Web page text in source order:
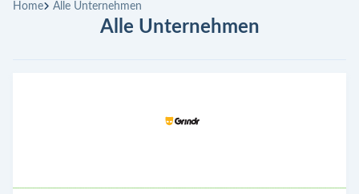
Kategorien
Home Alle Unternehmen
Alle Unternehmen